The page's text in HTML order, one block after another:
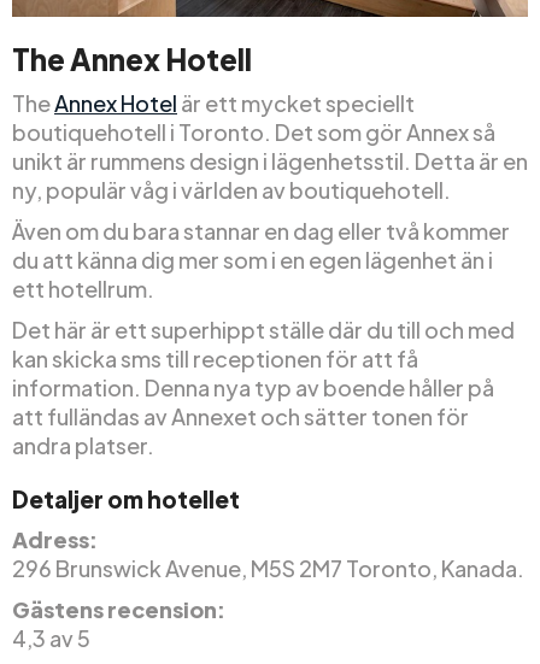
The Annex Hotell
TheAnnex Hotel är ett mycket speciellt
boutiquehotell i Toronto. Det som gör Annex så
unikt är rummens design i lägenhetsstil. Detta är en
ny, populär våg i världen av boutiquehotell.
Även om du bara stannar en dag eller två kommer
du att känna dig mer som i en egen lägenhet än i
ett hotellrum.
Det här är ett superhippt ställe där du till och med
kan skicka sms till receptionen för att få
information. Denna nya typ av boende håller på
att fulländas av Annexet och sätter tonen för
andra platser.
Detaljer om hotellet
Adress:
296 Brunswick Avenue, M5S 2M7 Toronto, Kanada.
Gästens recension:
4,3 av 5